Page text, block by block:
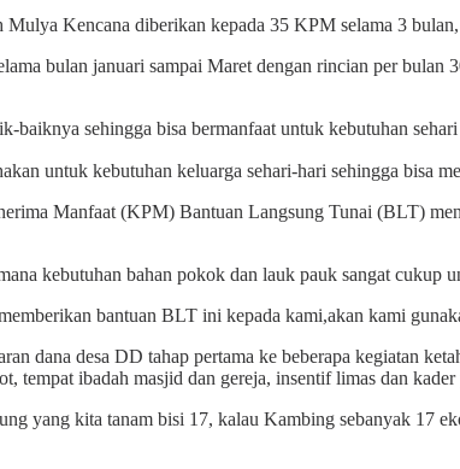
Kencana diberikan kepada 35 KPM selama 3
bulan januari sampai Maret dengan rincian per
baiknya sehingga bisa bermanfaat untuk kebutuhan
untuk kebutuhan keluarga sehari-hari sehingga bisa
Manfaat (KPM) Bantuan Langsung Tunai (BLT)
kebutuhan bahan pokok dan lauk pauk sangat cukup
bantuan BLT ini kepada kami,akan kami
dana desa DD tahap pertama ke beberapa kegiatan
ibadah masjid dan gereja, insentif limas dan kader
yang kita tanam bisi 17, kalau Kambing sebanyak 17